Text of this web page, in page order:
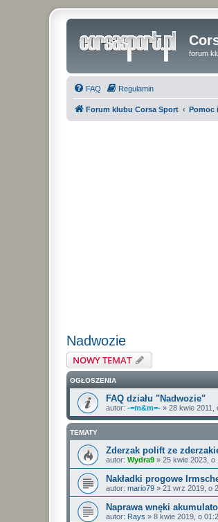
forum
FAQ Regulamin
Forum klubu Corsa Sport Pomoc
Nadwozie
NOWY TEMAT
OGŁOSZENIA
FAQ działu "Nadwozie"
autor: -=m&m=- » 28 kwie 2011,
TEMATY
Zderzak polift ze
autor: Wydra9 » 25 kwie 2023, o
Nakładki progowe
autor: mario79 » 21 wrz 2019, o
Naprawa wnęki
autor: Rays » 8 kwie 2019, o